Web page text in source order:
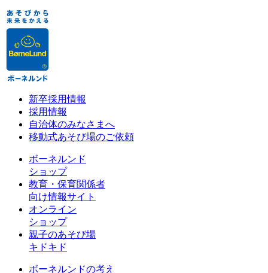
新卒採用情報
採用情報
自治体のみなさまへ
移動式あそび場のご依頼
ボーネルンド
ショップ
教育・保育関係者
向け情報サイト
オンライン
ショップ
親子のあそび場
キドキド
ボーネルンドの考え